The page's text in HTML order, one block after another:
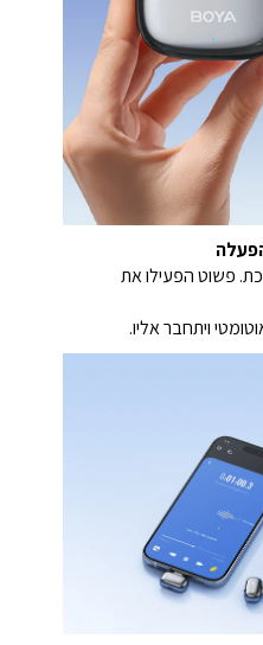
פשוט הפעילו את
ויתחבר אליו.